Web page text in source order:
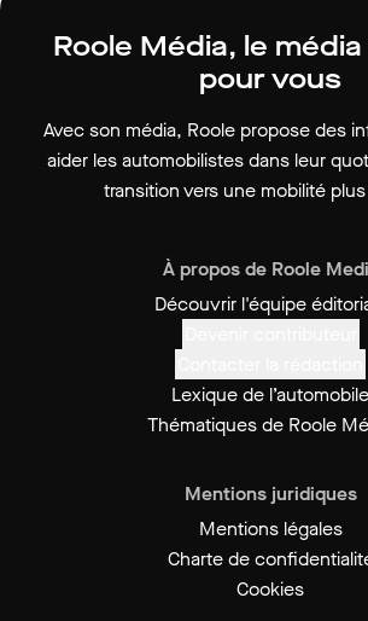
Roole Média, le
pour vous
Avec son média, Roole propose des
aider les automobilistes dans leur
transition vers une mobilité
À propos de Roole
Découvrir l'équipe
Lexique de l’automobile
Thématiques de Roole
Mentions juridiques
Mentions légales
Charte de
Cookies